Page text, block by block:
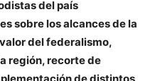
del país
sobre los alcances de la
del federalismo,
región, recorte de